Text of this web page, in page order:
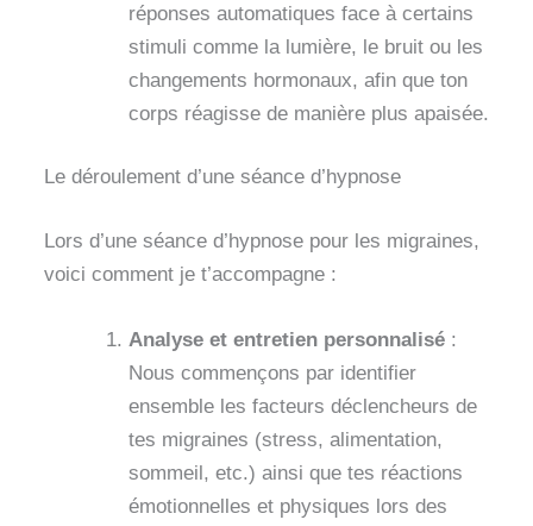
réponses automatiques face à certains
stimuli comme la lumière, le bruit ou les
changements hormonaux, afin que ton
corps réagisse de manière plus apaisée.
Le déroulement d’une séance d’hypnose
Lors d’une séance d’hypnose pour les migraines,
voici comment je t’accompagne :
Analyse et entretien personnalisé :
Nous commençons par identifier
ensemble les facteurs déclencheurs de
tes migraines (stress, alimentation,
sommeil, etc.) ainsi que tes réactions
émotionnelles et physiques lors des